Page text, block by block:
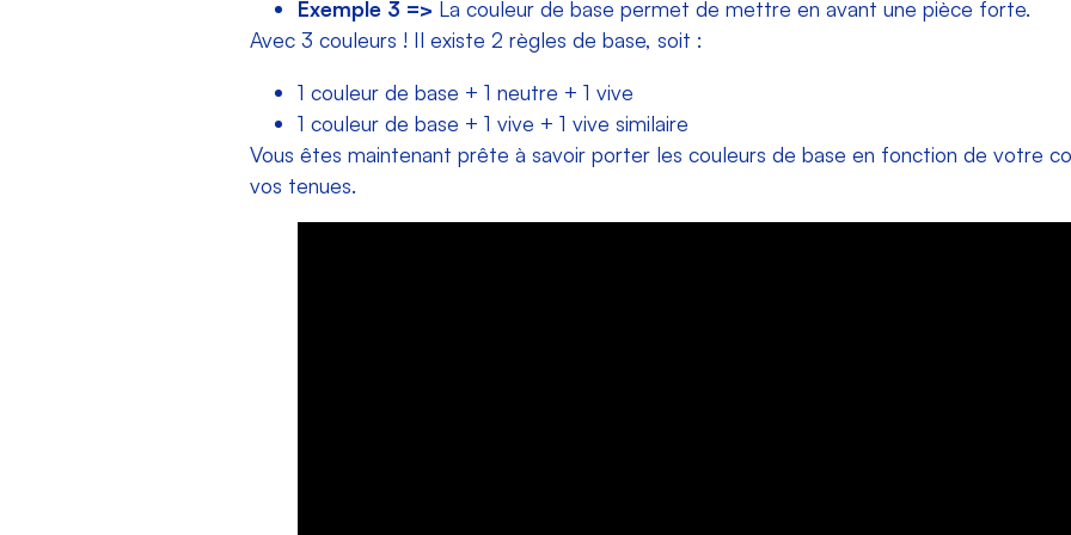
Exemple 3 => La couleur de base permet de mettre en avant une pièce forte.
Avec 3 couleurs ! Il existe 2 règles de base, soit :
1 couleur de base + 1 neutre + 1 vive
1 couleur de base + 1 vive + 1 vive similaire
Vous êtes maintenant prête à savoir porter les couleurs de base en fonction de votre
vos tenues.